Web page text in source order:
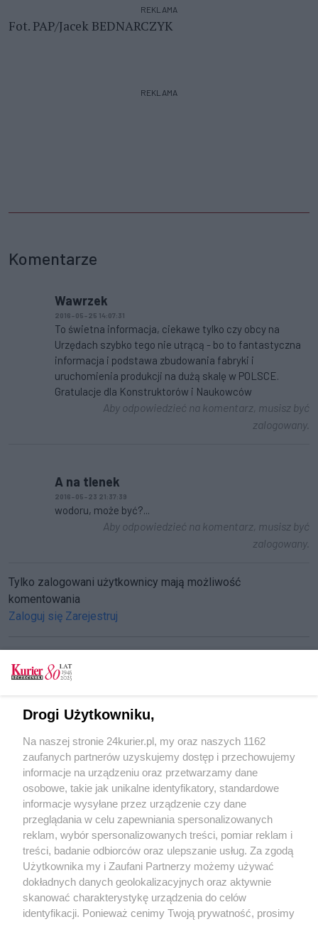
REKLAMA
Fot. PAP/Jacek BEDNARCZYK
REKLAMA
Komentarze
Wawrzek
2016-05-25 14:07:31
To świetna informacja, ciekawe tylko czy obcy na
Urzędach szybko tego nie utrącą - bo to fantastyczna
informacja i podstawa zbudowania fabryki i
uruchomienia produkcji na dużą skalę w POLSCE.
Gratulacje dla Konstruktorów i Naukowców
Aby odpowiedzieć na komentarz, musisz być
zalogowany.
A na tlenek
2016-05-23 21:37:39
wodoru, może być?...
Aby odpowiedzieć na komentarz, musisz być
zalogowany.
Tylko zalogowani użytkownicy mają możliwość
komentowania
Zaloguj się Zarejestruj
Namierzyli dziuplę i odzyskali auto
Auto w kanale
Matura rozpoczęta
POGODA
18℃
Zobacz prognozę na 3 dni
Drogi Użytkowniku,
Na naszej stronie 24kurier.pl, my oraz naszych 1162
zaufanych partnerów uzyskujemy dostęp i przechowujemy
informacje na urządzeniu oraz przetwarzamy dane
osobowe, takie jak unikalne identyfikatory, standardowe
informacje wysyłane przez urządzenie czy dane
przeglądania w celu zapewniania spersonalizowanych
reklam, wybór spersonalizowanych treści, pomiar reklam i
treści, badanie odbiorców oraz ulepszanie usług. Za zgodą
Użytkownika my i Zaufani Partnerzy możemy używać
dokładnych danych geolokalizacyjnych oraz aktywnie
skanować charakterystykę urządzenia do celów
identyfikacji. Ponieważ cenimy Twoją prywatność, prosimy